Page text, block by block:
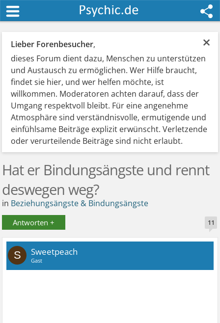
×
Lieber Forenbesucher,
dieses Forum dient dazu, Menschen zu unterstützen
und Austausch zu ermöglichen. Wer Hilfe braucht,
findet sie hier, und wer helfen möchte, ist
willkommen. Moderatoren achten darauf, dass der
Umgang respektvoll bleibt. Für eine angenehme
Atmosphäre sind verständnisvolle, ermutigende und
einfühlsame Beiträge explizit erwünscht. Verletzende
oder verurteilende Beiträge sind nicht erlaubt.
Hat er Bindungsängste und rennt
deswegen weg?
in Beziehungsängste & Bindungsängste
Antworten + 11
S Sweetpeach
Gast